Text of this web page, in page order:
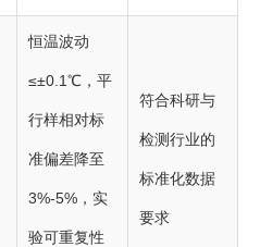
恒温波动
≤±0.1℃，平
行样相对标
准偏差降至
3%-5%，实
验可重复性
符合科研与
检测行业的
标准化数据
要求